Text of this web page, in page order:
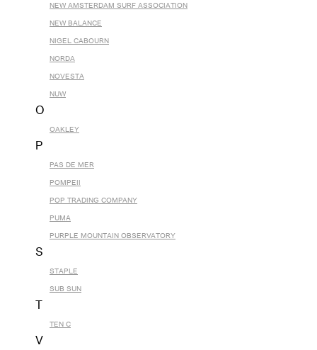
NEW AMSTERDAM SURF ASSOCIATION
NEW BALANCE
NIGEL CABOURN
NORDA
NOVESTA
NUW
O
OAKLEY
P
PAS DE MER
POMPEII
POP TRADING COMPANY
PUMA
PURPLE MOUNTAIN OBSERVATORY
S
STAPLE
SUB SUN
TEN C
V